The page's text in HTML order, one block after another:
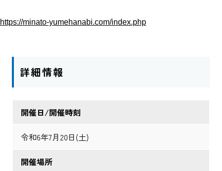
https://minato-yumehanabi.com/index.php
詳細情報
開催日/開催時刻
令和6年7月20日(土)
開催場所